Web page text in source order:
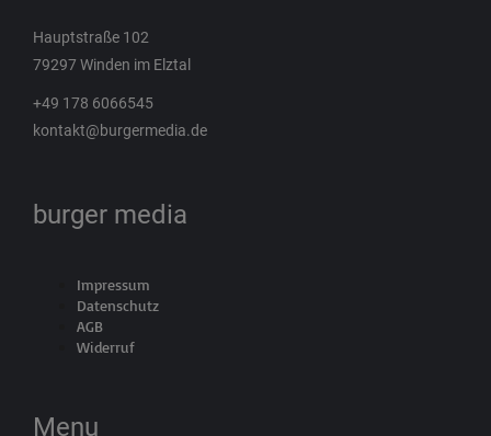
Hauptstraße 102
79297 Winden im Elztal
+49 178 6066545
kontakt@burgermedia.de
burger media
Impressum
Datenschutz
AGB
Widerruf
Menu